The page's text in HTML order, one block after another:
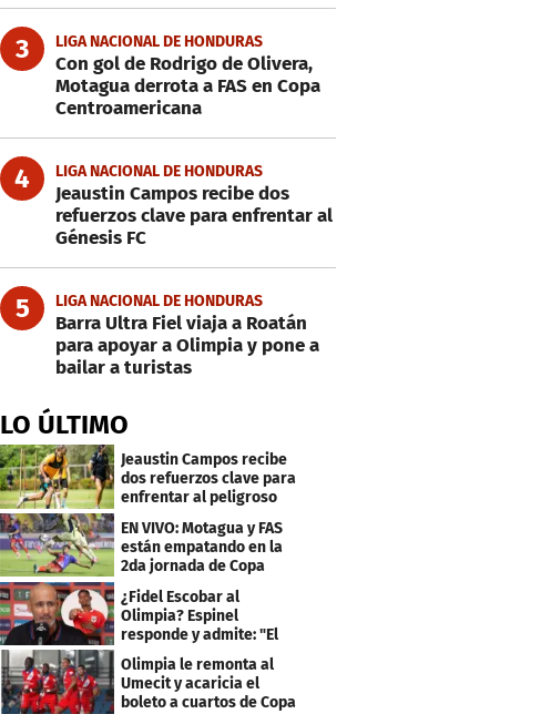
3 LIGA NACIONAL DE HONDURAS
Con gol de Rodrigo de Olivera,
Motagua derrota a FAS en Copa
Centroamericana
4 LIGA NACIONAL DE HONDURAS
Jeaustin Campos recibe dos
refuerzos clave para enfrentar al
Génesis FC
5 LIGA NACIONAL DE HONDURAS
Barra Ultra Fiel viaja a Roatán
para apoyar a Olimpia y pone a
bailar a turistas
LO ÚLTIMO
Jeaustin Campos recibe
dos refuerzos clave para
enfrentar al peligroso
EN VIVO: Motagua y FAS
están empatando en la
2da jornada de Copa
Centroamericana
¿Fidel Escobar al
Olimpia? Espinel
responde y admite: "El
resultado fue corto"
Olimpia le remonta al
Umecit y acaricia el
boleto a cuartos de Copa